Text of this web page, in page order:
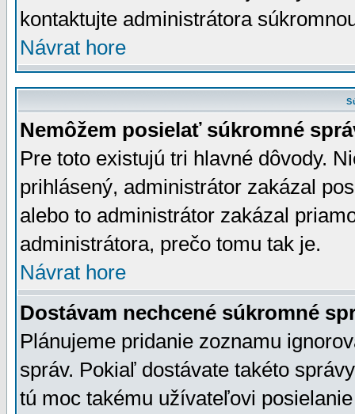
kontaktujte administrátora
Návrat hore
Nemôžem posielať súkromné
Pre toto existujú tri hlavné dôvody.
prihlásený, administrátor zakázal
alebo to administrátor zakázal
administrátora, prečo tomu tak je.
Návrat hore
Dostávam nechcené súkromné
Plánujeme pridanie zoznamu
správ. Pokiaľ dostávate takéto
tú moc takému užívateľovi